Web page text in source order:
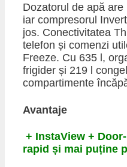
Dozatorul de apă
iar compresorul
jos. Conectivitatea
telefon și comenzi
Freeze. Cu 635 l,
frigider și 219 l
compartimente
Avantaje
+ InstaView +
rapid și mai puține